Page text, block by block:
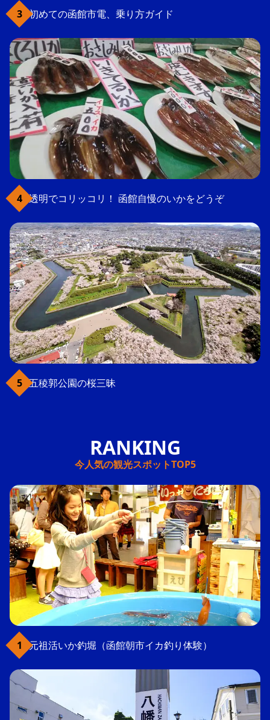
初めての函館市電、乗り方ガイド
透明でコリッコリ！ 函館自慢のいかをどうぞ
五稜郭公園の桜三昧
今人気の観光スポットTOP5
元祖活いか釣堀（函館朝市イカ釣り体験）